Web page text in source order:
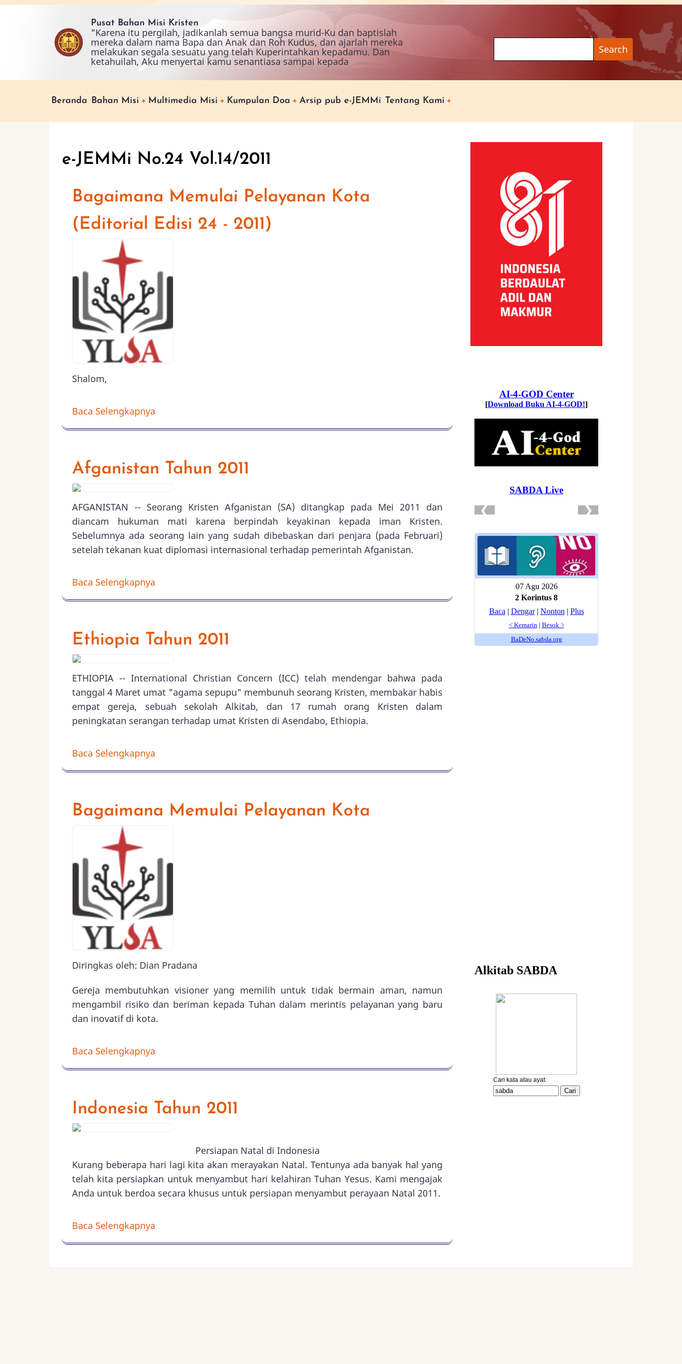
Skip
Pusat Bahan Misi Kristen
"Karena itu pergilah, jadikanlah semua bangsa murid-Ku dan baptislah
mereka dalam nama Bapa dan Anak dan Roh Kudus, dan ajarlah mereka
melakukan segala sesuatu yang telah Kuperintahkan kepadamu. Dan
ketahuilah, Aku menyertai kamu senantiasa sampai kepada
Main
Beranda Bahan Misi Multimedia Misi Kumpulan Doa Arsip pub e-JEMMi Tentang Kami
e-JEMMi No.24 Vol.14/2011
Bagaimana Memulai Pelayanan Kota
(Editorial Edisi 24 - 2011)
Shalom,
Baca Selengkapnya
Afganistan Tahun 2011
AFGANISTAN -- Seorang Kristen Afganistan (SA) ditangkap pada Mei 2011 dan
diancam hukuman mati karena berpindah keyakinan kepada iman Kristen.
Sebelumnya ada seorang lain yang sudah dibebaskan dari penjara (pada Februari)
setelah tekanan kuat diplomasi internasional terhadap pemerintah Afganistan.
Baca Selengkapnya
Ethiopia Tahun 2011
ETHIOPIA -- International Christian Concern (ICC) telah mendengar bahwa pada
tanggal 4 Maret umat "agama sepupu" membunuh seorang Kristen, membakar habis
empat gereja, sebuah sekolah Alkitab, dan 17 rumah orang Kristen dalam
peningkatan serangan terhadap umat Kristen di Asendabo, Ethiopia.
Baca Selengkapnya
Bagaimana Memulai Pelayanan Kota
Diringkas oleh: Dian Pradana
Gereja membutuhkan visioner yang memilih untuk tidak bermain aman, namun
mengambil risiko dan beriman kepada Tuhan dalam merintis pelayanan yang baru
dan inovatif di kota.
Baca Selengkapnya
Indonesia Tahun 2011
Persiapan Natal di Indonesia
Kurang beberapa hari lagi kita akan merayakan Natal. Tentunya ada banyak hal yang
telah kita persiapkan untuk menyambut hari kelahiran Tuhan Yesus. Kami mengajak
Anda untuk berdoa secara khusus untuk persiapan menyambut perayaan Natal 2011.
Baca Selengkapnya